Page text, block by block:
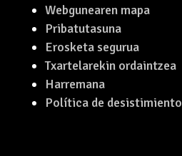
Webgunearen mapa
Pribatutasuna
Erosketa segurua
Txartelarekin ordaintzea
Harremana
Política de desistimiento